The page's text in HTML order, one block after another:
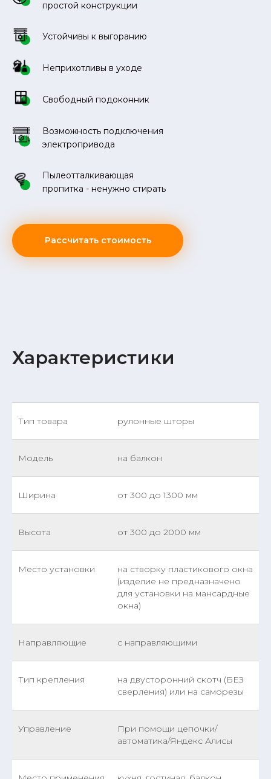
простой конструкции
Неприхотливы в уходе
Свободный подоконник
Возможность подключения
электропривода
Устойчивы к выгоранию
Пылеотталкивающая
пропитка - ненужно стирать
Рассчитать стоимость
Характеристики
Тип товара рулонные шторы
Модель на балкон
Ширина от 300 до 1300 мм
Высота от 300 до 2000 мм
Место установки
на створку пластикового окна
(изделие не предназначено
для установки на мансардные
окна)
Направляющие с направляющими
Тип крепления
на двусторонний скотч (БЕЗ
сверления) или на саморезы
Управление
При помощи цепочки/
автоматика/Яндекс Алисы